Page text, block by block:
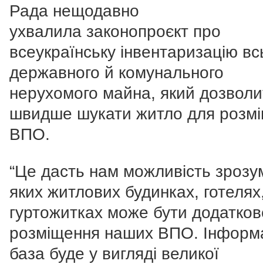
Рада нещодавно
ухвалила законопроєкт про
всеукраїнську інвентаризацію
державного й комунального
нерухомого майна, який
швидше шукати житло для
ВПО.
“Це дасть нам можливість
яких житлових будинках,
гуртожитках може бути
розміщення наших ВПО.
база буде у вигляді великої